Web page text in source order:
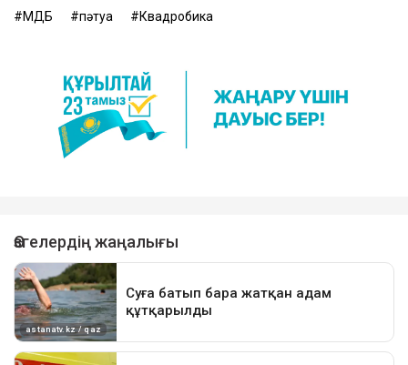
ҚМДБ пәтуа Квадробика